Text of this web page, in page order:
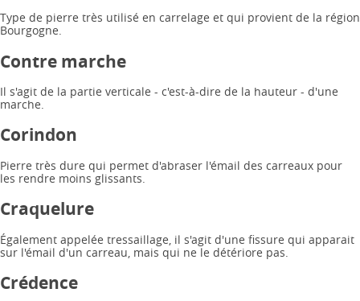
Type de pierre très utilisé en carrelage et qui provient de la région
Bourgogne.
Contre marche
Il s'agit de la partie verticale - c'est-à-dire de la hauteur - d'une
marche.
Corindon
Pierre très dure qui permet d'abraser l'émail des carreaux pour
les rendre moins glissants.
Craquelure
Également appelée tressaillage, il s'agit d'une fissure qui apparait
sur l'émail d'un carreau, mais qui ne le détériore pas.
Crédence